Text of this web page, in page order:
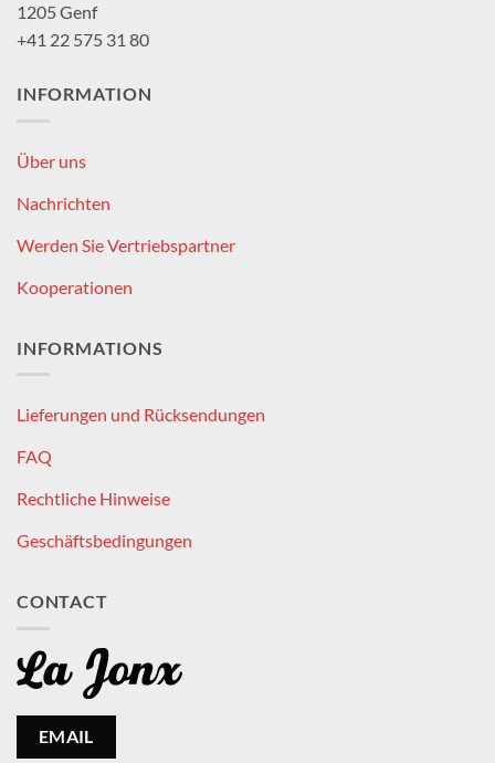
1205 Genf
+41 22 575 31 80
INFORMATION
Über uns
Nachrichten
Werden Sie Vertriebspartner
Kooperationen
INFORMATIONS
Lieferungen und Rücksendungen
FAQ
Rechtliche Hinweise
Geschäftsbedingungen
CONTACT
EMAIL